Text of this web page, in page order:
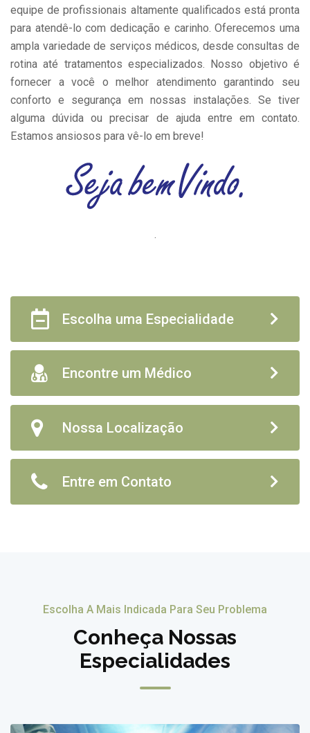
equipe de profissionais altamente qualificados está pronta
para atendê-lo com dedicação e carinho. Oferecemos uma
ampla variedade de serviços médicos, desde consultas de
rotina até tratamentos especializados. Nosso objetivo é
fornecer a você o melhor atendimento garantindo seu
conforto e segurança em nossas instalações. Se tiver
alguma dúvida ou precisar de ajuda entre em contato.
Estamos ansiosos para vê-lo em breve!
.
Escolha uma Especialidade
Encontre um Médico
Nossa Localização
Entre em Contato
Escolha A Mais Indicada Para Seu Problema
Conheça Nossas
Especialidades